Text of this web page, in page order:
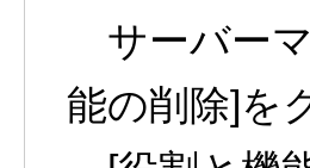
サーバー
能の削除]を